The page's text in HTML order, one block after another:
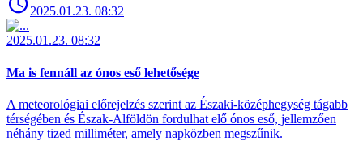
2025.01.23. 08:32
2025.01.23. 08:32
Ma is fennáll az ónos eső lehetősége
A meteorológiai előrejelzés szerint az Északi-középhegység tágabb
térségében és Észak-Alföldön fordulhat elő ónos eső, jellemzően
néhány tized milliméter, amely napközben megszűnik.